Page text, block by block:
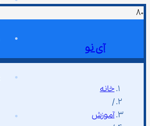
آی نو
خانه
/
آموزش